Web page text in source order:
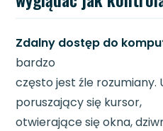
Zdalny dostęp do
bardzo
często jest źle rozumiany.
poruszający się kursor,
otwierające się okna,